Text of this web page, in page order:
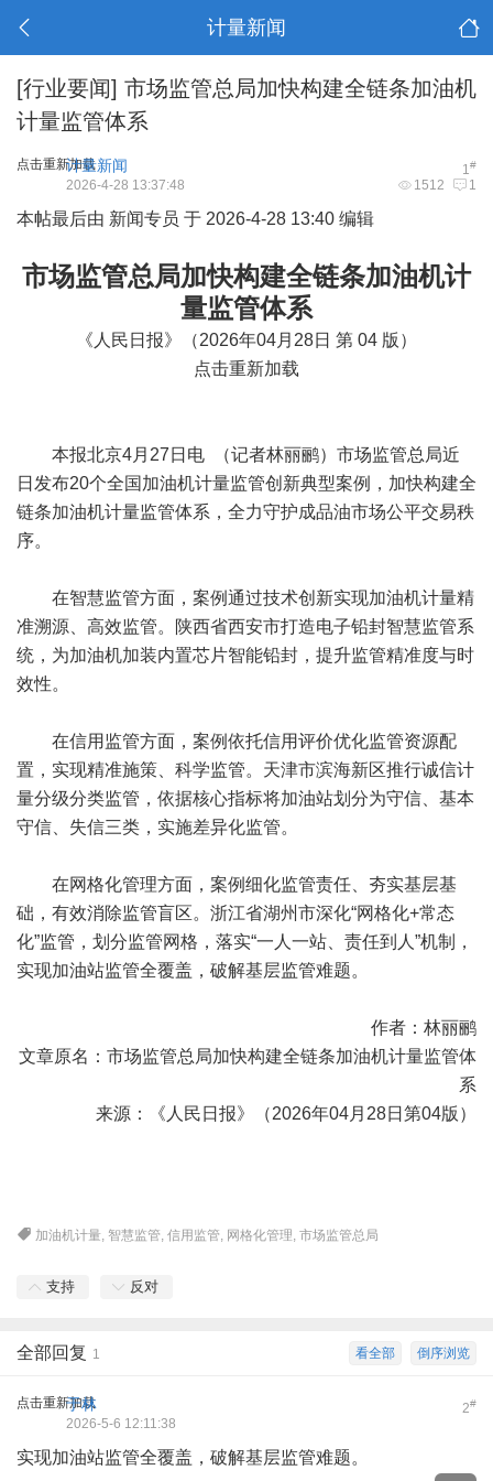
计量新闻
[行业要闻] 市场监管总局加快构建全链条加油机
计量监管体系
点击重新加载 1#
计量新闻
1512 1
2026-4-28 13:37:48
本帖最后由 新闻专员 于 2026-4-28 13:40 编辑
市场监管总局加快构建全链条加油机计
量监管体系
《人民日报》（2026年04月28日 第 04 版）
点击重新加载
本报北京4月27日电 （记者林丽鹂）市场监管总局近
日发布20个全国加油机计量监管创新典型案例，加快构建全
链条加油机计量监管体系，全力守护成品油市场公平交易秩
序。
在智慧监管方面，案例通过技术创新实现加油机计量精
准溯源、高效监管。陕西省西安市打造电子铅封智慧监管系
统，为加油机加装内置芯片智能铅封，提升监管精准度与时
效性。
在信用监管方面，案例依托信用评价优化监管资源配
置，实现精准施策、科学监管。天津市滨海新区推行诚信计
量分级分类监管，依据核心指标将加油站划分为守信、基本
守信、失信三类，实施差异化监管。
在网格化管理方面，案例细化监管责任、夯实基层基
础，有效消除监管盲区。浙江省湖州市深化“网格化+常态
化”监管，划分监管网格，落实“一人一站、责任到人”机制，
实现加油站监管全覆盖，破解基层监管难题。
作者：林丽鹂
文章原名： 市场监管总局加快构建全链条加油机计量监管体
系
来源：《人民日报》（2026年04月28日第04版）
加油机计量, 智慧监管,信用监管, 网格化管理,市场监管总局
支持 反对
倒序浏览
看全部
全部回复 1
点击重新加载 2#
于林
2026-5-6 12:11:38
实现加油站监管全覆盖，破解基层监管难题。